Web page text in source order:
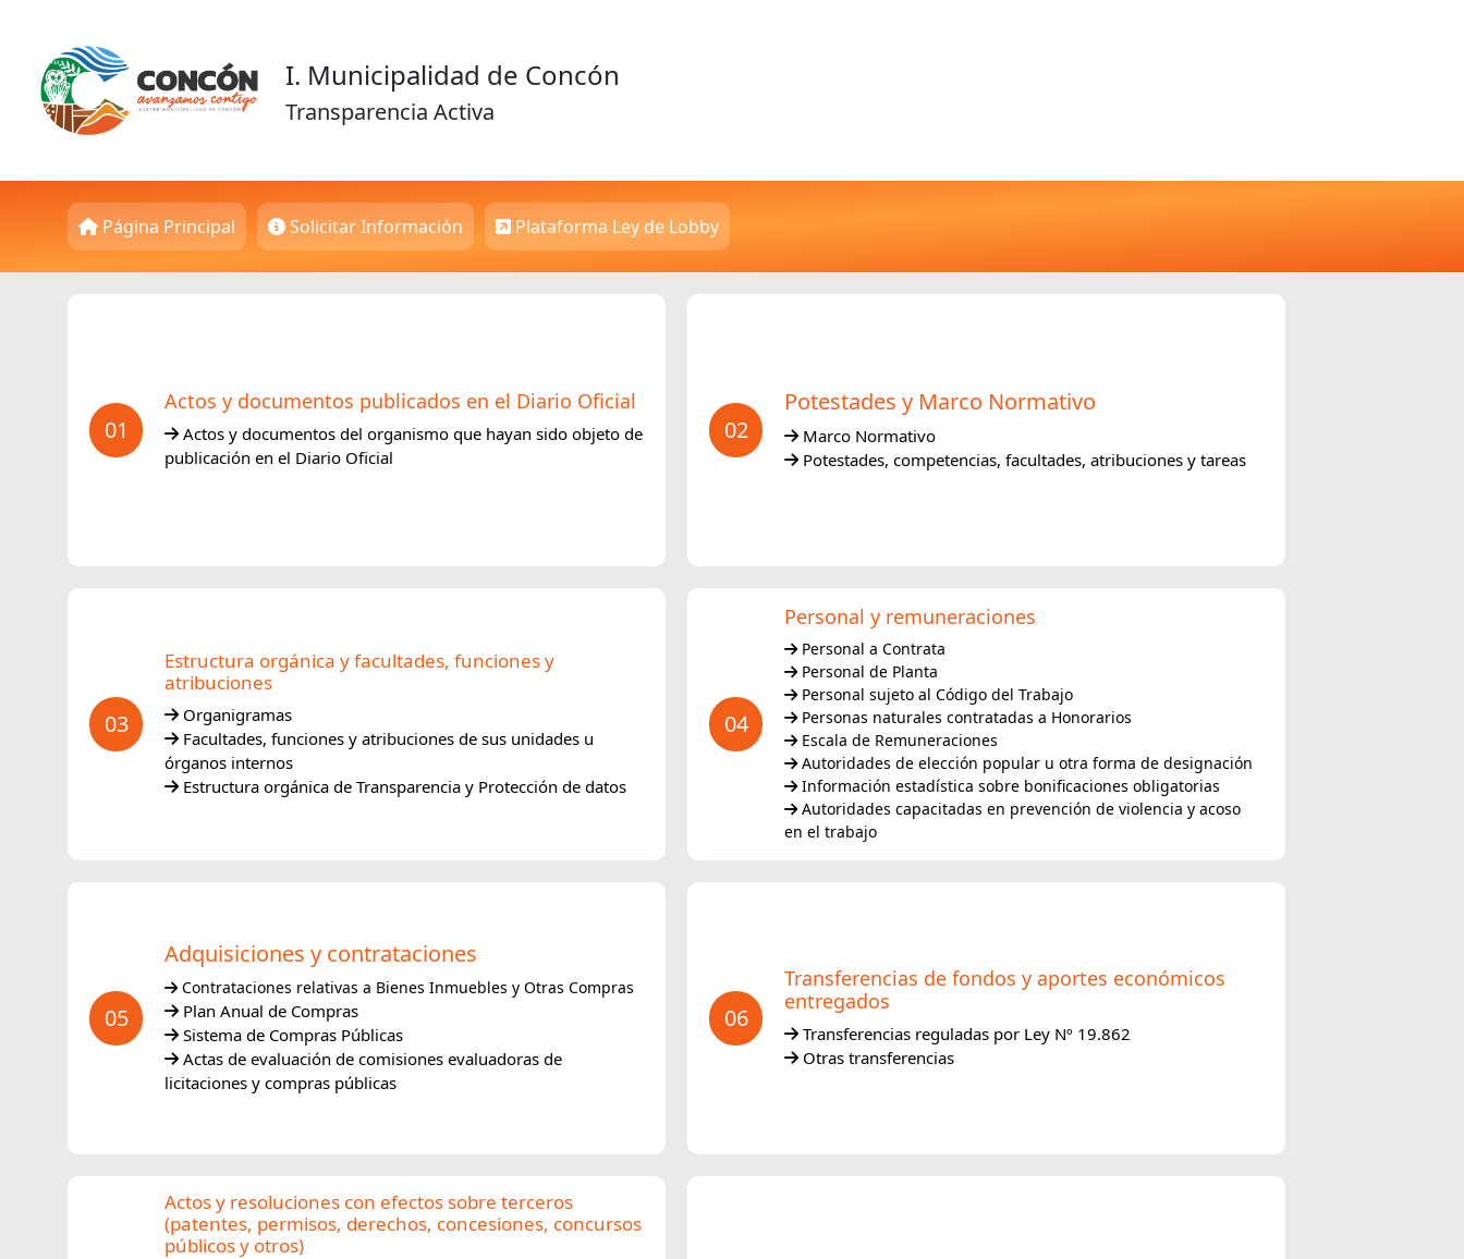
I. Municipalidad de Concón
Transparencia Activa
Página Principal Solicitar Información Plataforma Ley de Lobby
01
Actos y documentos publicados en el Diario Oficial
Actos y documentos del organismo que hayan sido objeto de
publicación en el Diario Oficial
02
Potestades y Marco Normativo
Marco Normativo
Potestades, competencias, facultades, atribuciones y tareas
03
Estructura orgánica y facultades, funciones y
atribuciones
Organigramas
Facultades, funciones y atribuciones de sus unidades u
órganos internos
Estructura orgánica de Transparencia y Protección de datos
04
Personal y remuneraciones
Personal a Contrata
Personal de Planta
Personal sujeto al Código del Trabajo
Personas naturales contratadas a Honorarios
Escala de Remuneraciones
Autoridades de elección popular u otra forma de designación
Información estadística sobre bonificaciones obligatorias
Autoridades capacitadas en prevención de violencia y acoso
en el trabajo
05
Adquisiciones y contrataciones
Contrataciones relativas a Bienes Inmuebles y Otras Compras
Plan Anual de Compras
Sistema de Compras Públicas
Actas de evaluación de comisiones evaluadoras de
licitaciones y compras públicas
06
Transferencias de fondos y aportes económicos
entregados
Transferencias reguladas por Ley Nº 19.862
Otras transferencias
Actos y resoluciones con efectos sobre terceros
(patentes, permisos, derechos, concesiones, concursos
públicos y otros)